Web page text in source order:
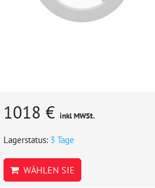
1018 € inkl MWSt.
Lagerstatus: 3 Tage
WÄHLEN SIE